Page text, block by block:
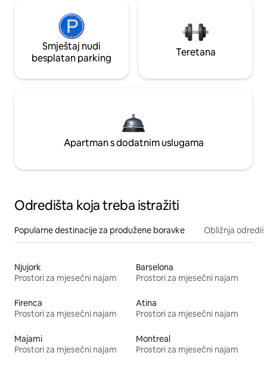
Smještaj nudi
besplatan parking
Teretana
Apartman s dodatnim uslugama
Odredišta koja treba istražiti
Popularne destinacije za produžene boravke Obližnja
Njujork
Prostori za mjesečni najam
Barselona
Prostori za mjesečni najam
Firenca
Prostori za mjesečni najam
Atina
Prostori za mjesečni najam
Majami
Prostori za mjesečni najam
Montreal
Prostori za mjesečni najam